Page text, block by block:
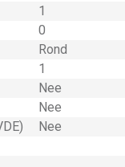
1
0
Rond
1
Nee
Nee
Nee